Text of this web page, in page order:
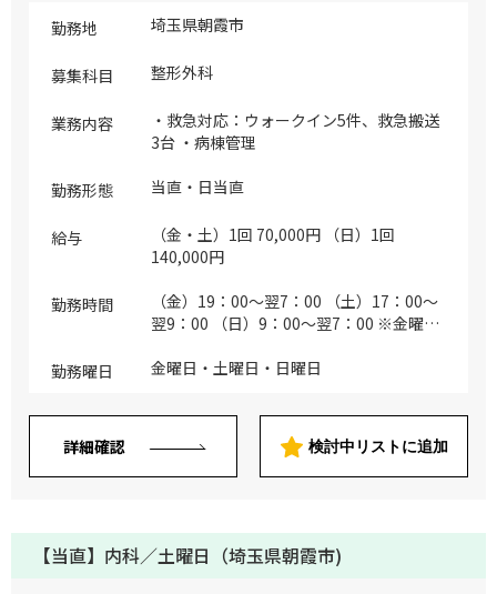
勤務地 埼玉県朝霞市
募集科目 整形外科
業務内容
・救急対応：ウォークイン5件、救急搬送
3台 ・病棟管理
勤務形態 当直・日当直
給与
（金・土）1回 70,000円 （日）1回
140,000円
勤務時間
（金）19：00～翌7：00 （土）17：00～
翌9：00 （日）9：00～翌7：00 ※金曜
勤務曜日
金曜日・土曜日・日曜日
詳細確認 検討中リストに追加
【当直】内科／土曜日（埼玉県朝霞市)